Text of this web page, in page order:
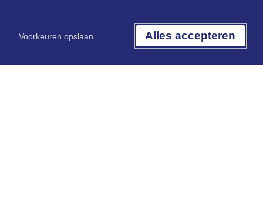
Algemene voorwaarden
Voorkeuren opslaan Alles accepteren